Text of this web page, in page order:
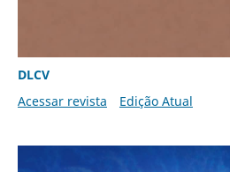
DLCV
Acessar revista
Edição Atual